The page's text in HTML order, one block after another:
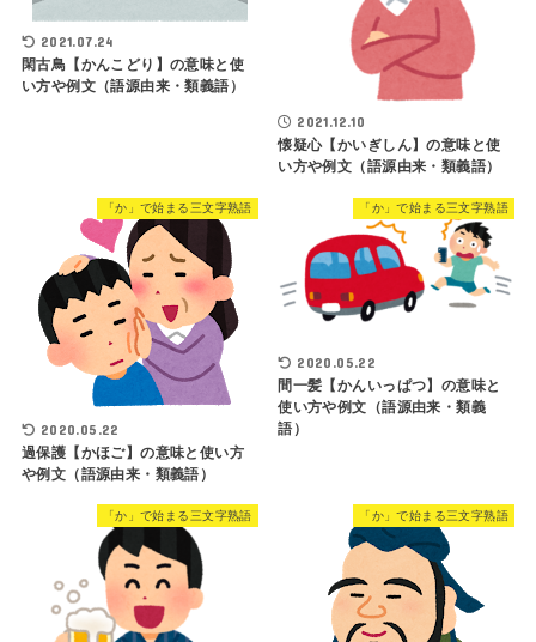
2021.07.24
閑古鳥【かんこどり】の意味と使
い方や例文（語源由来・類義語）
2021.12.10
懐疑心【かいぎしん】の意味と使
い方や例文（語源由来・類義語）
「か」で始まる三文字熟語
2020.05.22
過保護【かほご】の意味と使い方
や例文（語源由来・類義語）
「か」で始まる三文字熟語
2020.05.22
間一髪【かんいっぱつ】の意味と
使い方や例文（語源由来・類義
語）
「か」で始まる三文字熟語 「か」で始まる三文字熟語